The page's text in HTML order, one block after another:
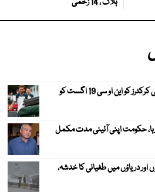
کیریبین پریمیئر لیگ ، قومی کرکٹرز کو این او سی 19 اگست کو
حکومت اپنی آئینی مدت مکمل
اور دریاؤں میں طغیانی کا خدشہ،